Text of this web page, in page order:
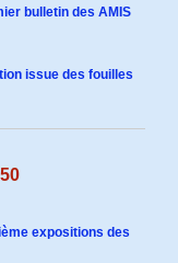
bulletin des AMIS
issue des fouilles
expositions des